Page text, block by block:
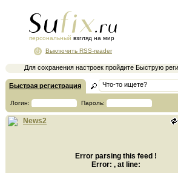
персональный взгляд на мир
Для сохранения настроек пройдите Быструю
Выключить RSS-reader
Быстрая регистрация
Логин: Пароль:
News2
Error parsing this feed !
Error: , at line: